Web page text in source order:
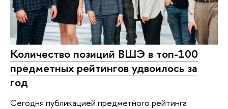
Количество позиций ВШЭ в топ-100
предметных рейтингов удвоилось за
год
Сегодня публикацией предметного рейтинга